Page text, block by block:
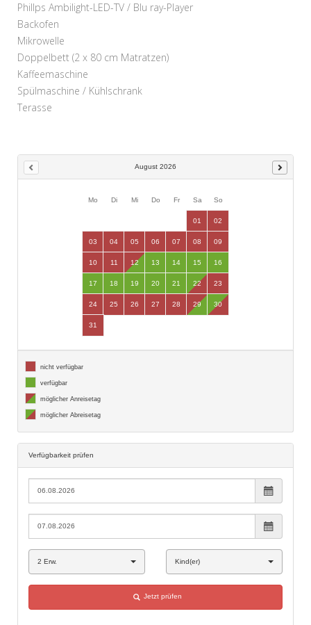
Phillps Ambilight-LED-TV / Blu ray-Player
Backofen
Mikrowelle
Doppelbett (2 x 80 cm Matratzen)
Kaffeemaschine
Spülmaschine / Kühlschrank
Terasse